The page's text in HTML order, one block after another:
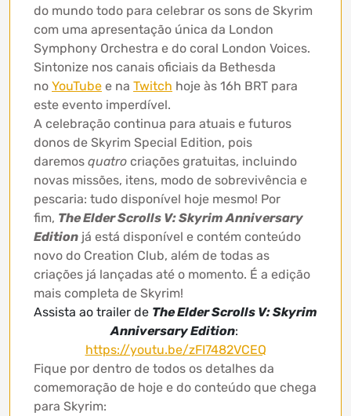
do mundo todo para celebrar os sons de Skyrim
com uma apresentação única da London
Symphony Orchestra e do coral London Voices.
Sintonize nos canais oficiais da Bethesda
no YouTube e na Twitch hoje às 16h BRT para
este evento imperdível.
A celebração continua para atuais e futuros
donos de Skyrim Special Edition, pois
daremos quatro criações gratuitas, incluindo
novas missões, itens, modo de sobrevivência e
pescaria: tudo disponível hoje mesmo! Por
fim, The Elder Scrolls V: Skyrim Anniversary
Edition já está disponível e contém conteúdo
novo do Creation Club, além de todas as
criações já lançadas até o momento. É a edição
mais completa de Skyrim!
Assista ao trailer de The Elder Scrolls V: Skyrim
Anniversary Edition:
https://youtu.be/zFI7482VCEQ
Fique por dentro de todos os detalhes da
comemoração de hoje e do conteúdo que chega
para Skyrim: